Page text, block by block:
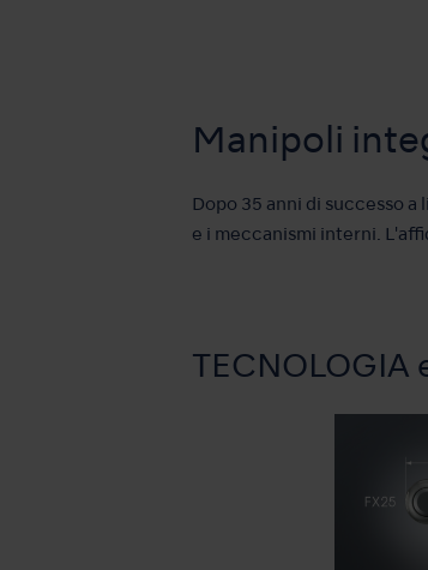
Manipoli
Dopo 35 anni di successo
e i meccanismi interni.
TECNOLOGIA